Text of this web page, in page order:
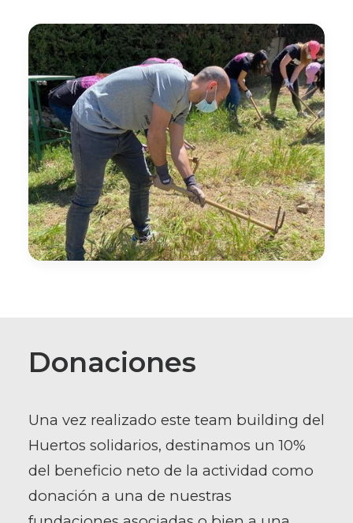
Donaciones
Una vez realizado este team building del
Huertos solidarios, destinamos un 10%
del beneficio neto de la actividad como
donación a una de nuestras